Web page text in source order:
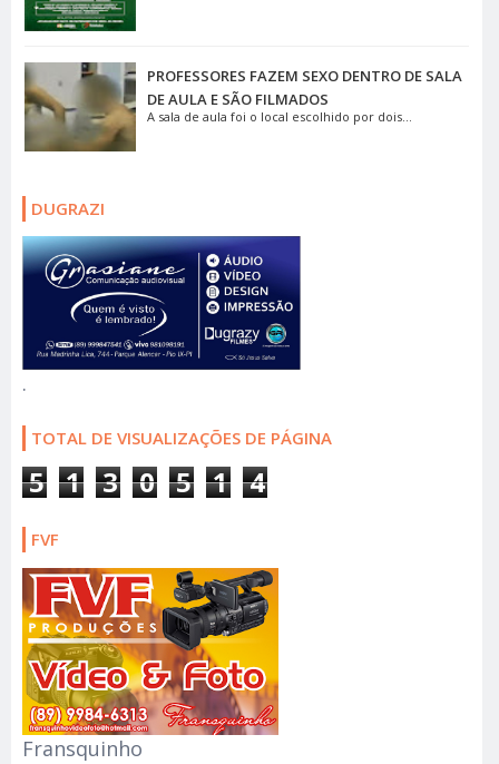
PROFESSORES FAZEM SEXO DENTRO DE SALA
DE AULA E SÃO FILMADOS
A sala de aula foi o local escolhido por dois...
DUGRAZI
.
TOTAL DE VISUALIZAÇÕES DE PÁGINA
5 1 3 0 5 1 4
FVF
Fransquinho